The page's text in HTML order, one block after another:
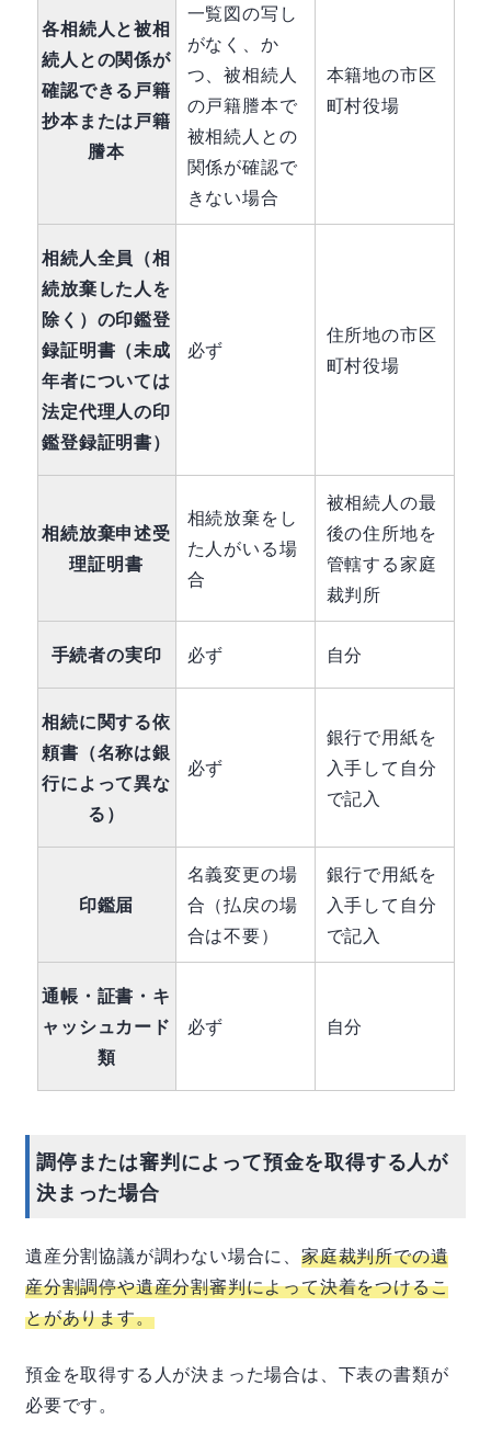
各相続人と被相
続人との関係が
確認できる戸籍
抄本または戸籍
謄本
一覧図の写し
がなく、か
つ、被相続人
の戸籍謄本で
被相続人との
関係が確認で
きない場合
本籍地の市区
町村役場
相続人全員（相
続放棄した人を
除く）の印鑑登
録証明書（未成
年者については
法定代理人の印
鑑登録証明書）
必ず
住所地の市区
町村役場
相続放棄申述受
理証明書
相続放棄をし
た人がいる場
合
被相続人の最
後の住所地を
管轄する家庭
裁判所
手続者の実印 必ず 自分
相続に関する依
頼書（名称は銀
行によって異な
る）
必ず
銀行で用紙を
入手して自分
で記入
印鑑届
名義変更の場
合（払戻の場
合は不要）
銀行で用紙を
入手して自分
で記入
通帳・証書・キ
ャッシュカード
類
必ず 自分
調停または審判によって預金を取得する人が
決まった場合
遺産分割協議が調わない場合に、 家庭裁判所での遺
産分割調停や遺産分割審判によって決着をつけるこ
とがあります。
預金を取得する人が決まった場合は、下表の書類が
必要です。